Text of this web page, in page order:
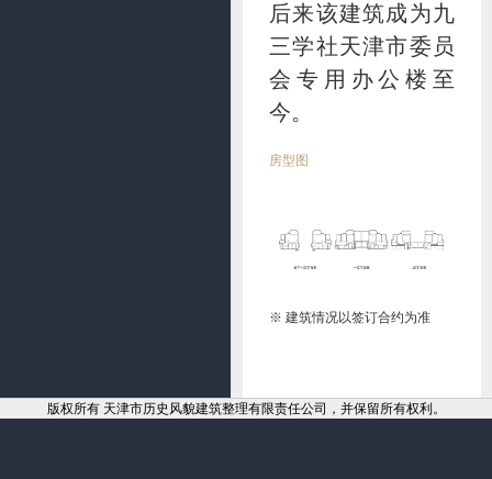
后来该建筑成为九
三学社天津市委员
会专用办公楼至
今。
房型图
※ 建筑情况以签订合约为准
版权所有 天津市历史风貌建筑整理有限责任公司，并保留所有权利。